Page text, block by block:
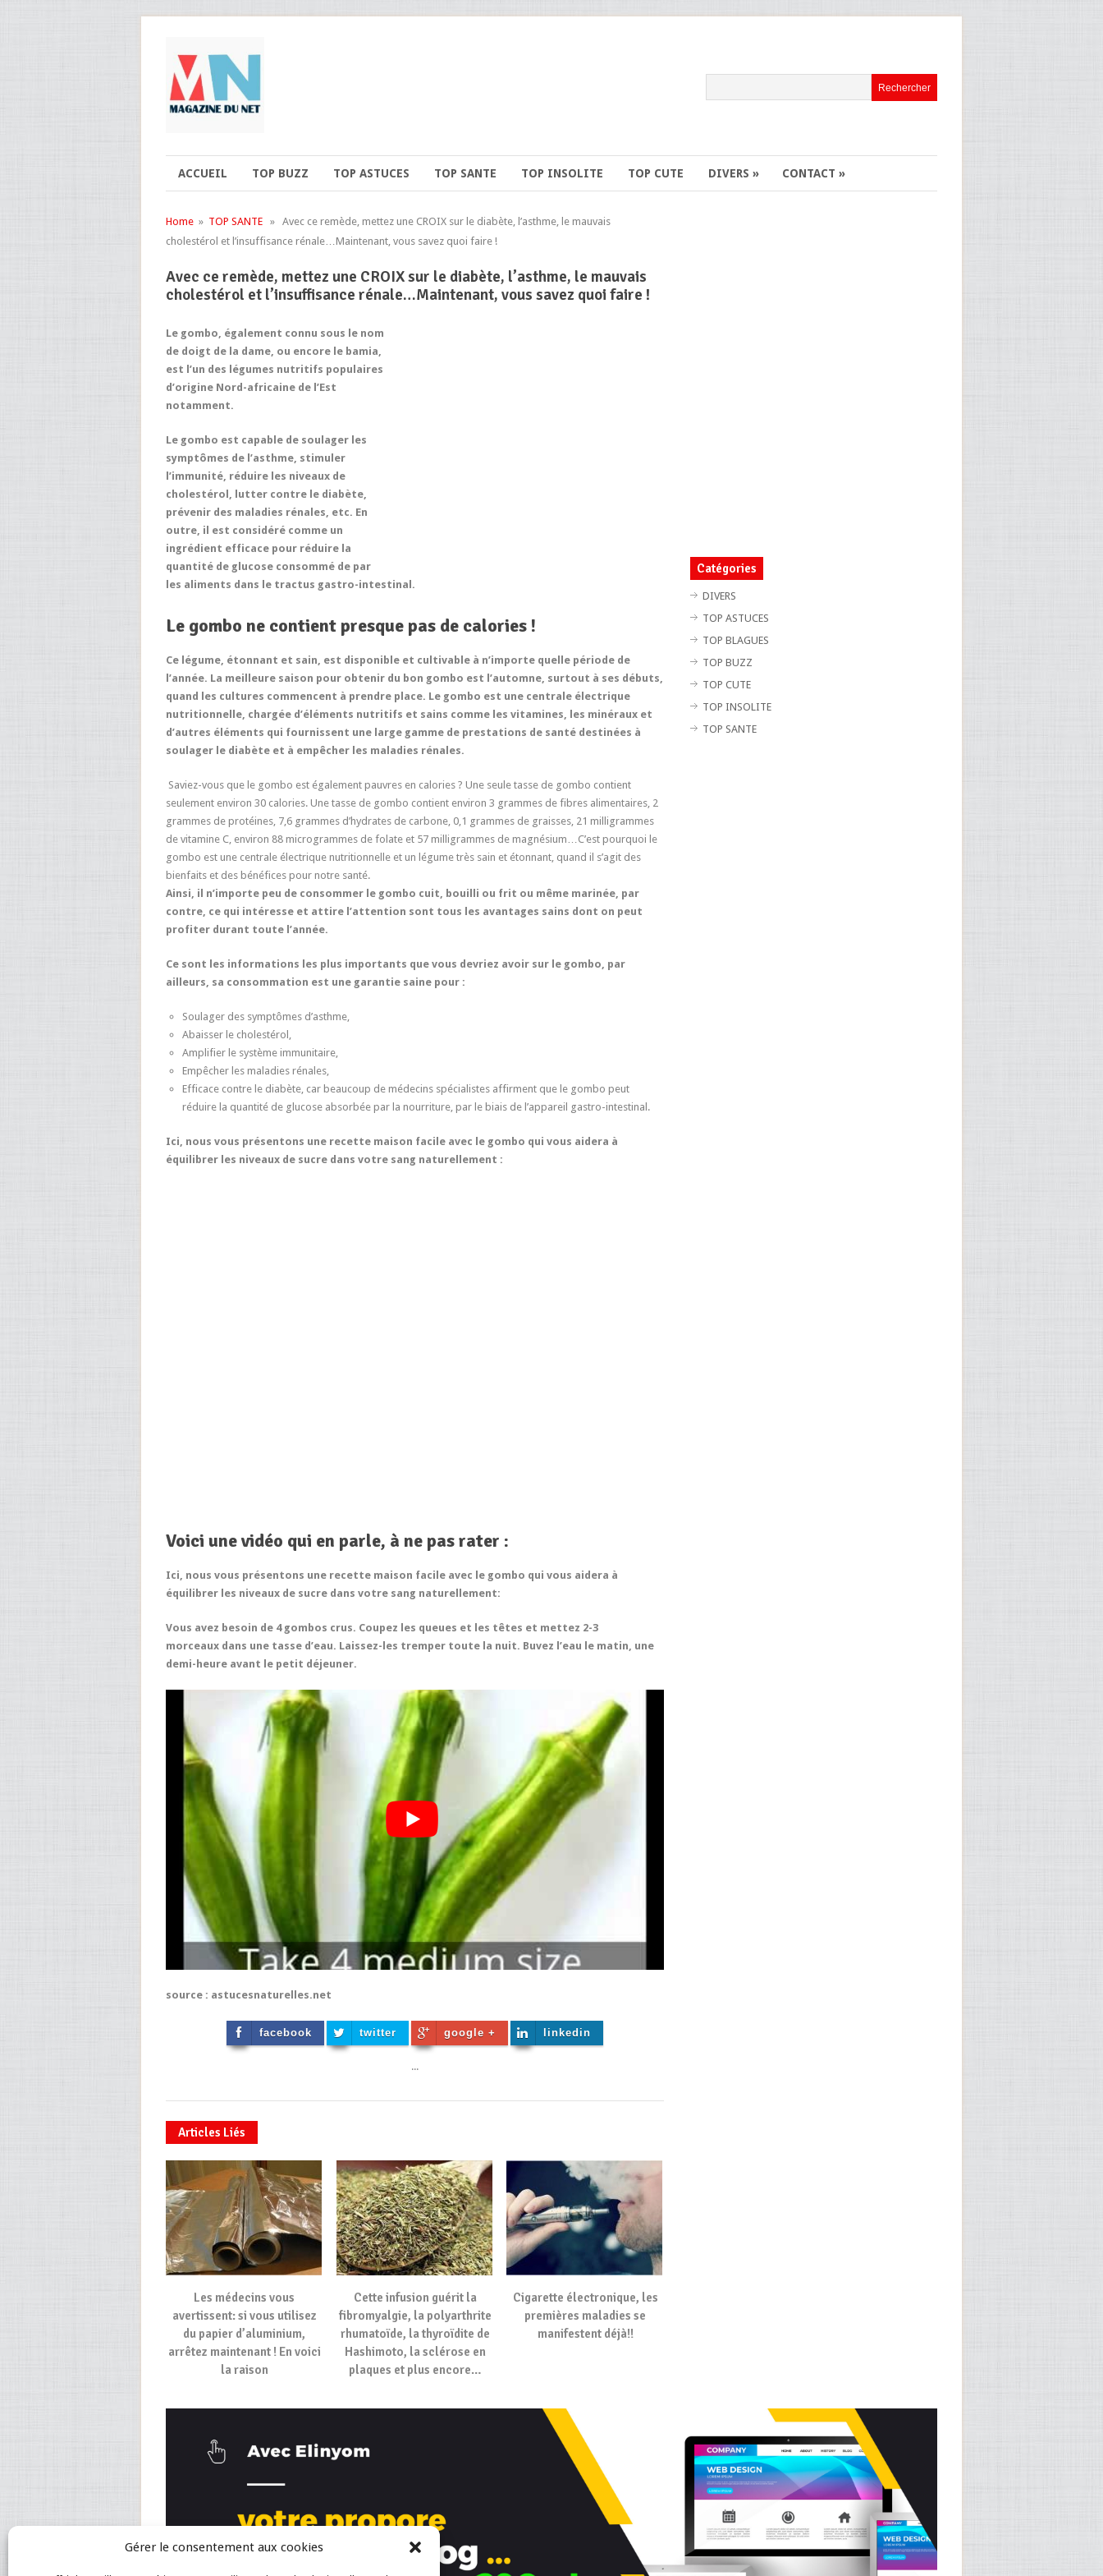
Gérer le consentement aux cookies
ACCUEIL TOP BUZZ TOP ASTUCES TOP SANTE TOP INSOLITE TOP CUTE DIVERS » CONTACT »
Home » TOP SANTE » Avec ce remède, mettez une CROIX sur le diabète, l’asthme, le mauvais
cholestérol et l’insuffisance rénale…Maintenant, vous savez quoi faire !
Avec ce remède, mettez une CROIX sur le diabète, l’asthme, le mauvais
cholestérol et l’insuffisance rénale…Maintenant, vous savez quoi faire !
Le gombo, également connu sous le nom
de doigt de la dame, ou encore le bamia,
est l’un des légumes nutritifs populaires
d’origine Nord-africaine de l’Est
notamment.
Le gombo est capable de soulager les
symptômes de l’asthme, stimuler
l’immunité, réduire les niveaux de
cholestérol, lutter contre le diabète,
prévenir des maladies rénales, etc. En
outre, il est considéré comme un
ingrédient efficace pour réduire la
quantité de glucose consommé de par
les aliments dans le tractus gastro-intestinal.
Le gombo ne contient presque pas de calories !
Ce légume, étonnant et sain, est disponible et cultivable à n’importe quelle période de
l’année. La meilleure saison pour obtenir du bon gombo est l’automne, surtout à ses débuts,
quand les cultures commencent à prendre place. Le gombo est une centrale électrique
nutritionnelle, chargée d’éléments nutritifs et sains comme les vitamines, les minéraux et
d’autres éléments qui fournissent une large gamme de prestations de santé destinées à
soulager le diabète et à empêcher les maladies rénales.
Saviez-vous que le gombo est également pauvres en calories ? Une seule tasse de gombo contient
seulement environ 30 calories. Une tasse de gombo contient environ 3 grammes de fibres alimentaires, 2
grammes de protéines, 7,6 grammes d’hydrates de carbone, 0,1 grammes de graisses, 21 milligrammes
de vitamine C, environ 88 microgrammes de folate et 57 milligrammes de magnésium…C’est pourquoi le
gombo est une centrale électrique nutritionnelle et un légume très sain et étonnant, quand il s’agit des
bienfaits et des bénéfices pour notre santé.
Ainsi, il n’importe peu de consommer le gombo cuit, bouilli ou frit ou même marinée, par
contre, ce qui intéresse et attire l’attention sont tous les avantages sains dont on peut
profiter durant toute l’année.
Ce sont les informations les plus importants que vous devriez avoir sur le gombo, par
ailleurs, sa consommation est une garantie saine pour :
Soulager des symptômes d’asthme,
Abaisser le cholestérol,
Amplifier le système immunitaire,
Empêcher les maladies rénales,
Efficace contre le diabète, car beaucoup de médecins spécialistes affirment que le gombo peut
réduire la quantité de glucose absorbée par la nourriture, par le biais de l’appareil gastro-intestinal.
Ici, nous vous présentons une recette maison facile avec le gombo qui vous aidera à
équilibrer les niveaux de sucre dans votre sang naturellement :
Voici une vidéo qui en parle, à ne pas rater :
Ici, nous vous présentons une recette maison facile avec le gombo qui vous aidera à
équilibrer les niveaux de sucre dans votre sang naturellement:
Vous avez besoin de 4 gombos crus. Coupez les queues et les têtes et mettez 2-3
morceaux dans une tasse d’eau. Laissez-les tremper toute la nuit. Buvez l’eau le matin, une
demi-heure avant le petit déjeuner.
source : astucesnaturelles.net
facebook twitter google + linkedin
...
Articles Liés
Les médecins vous
avertissent: si vous utilisez
du papier d’aluminium,
arrêtez maintenant ! En voici
la raison
Cette infusion guérit la
fibromyalgie, la polyarthrite
rhumatoïde, la thyroïdite de
Hashimoto, la sclérose en
plaques et plus encore…
Cigarette électronique, les
premières maladies se
manifestent déjà!!
Catégories
DIVERS
TOP ASTUCES
TOP BLAGUES
TOP BUZZ
TOP CUTE
TOP INSOLITE
TOP SANTE